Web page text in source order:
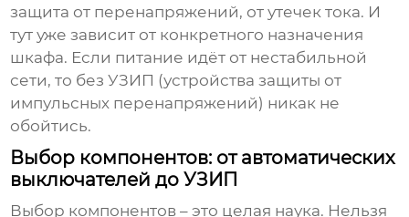
защита от перенапряжений, от утечек тока. И
тут уже зависит от конкретного назначения
шкафа. Если питание идёт от нестабильной
сети, то без УЗИП (устройства защиты от
импульсных перенапряжений) никак не
обойтись.
Выбор компонентов: от автоматических
выключателей до УЗИП
Выбор компонентов – это целая наука. Нельзя